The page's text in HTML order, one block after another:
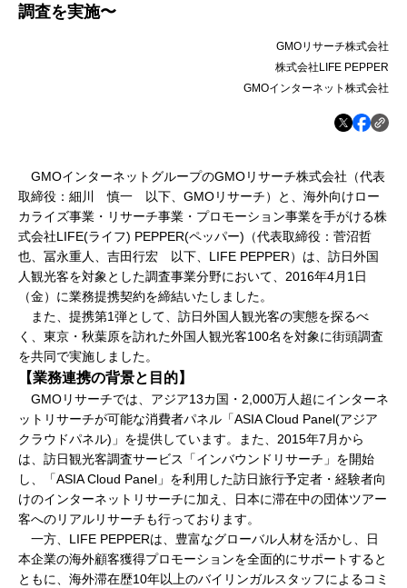
調査を実施〜
GMOリサーチ株式会社
株式会社LIFE PEPPER
GMOインターネット株式会社
GMOインターネットグループのGMOリサーチ株式会社（代表
取締役：細川 慎一 以下、GMOリサーチ）と、海外向けロー
カライズ事業・リサーチ事業・プロモーション事業を手がける株
式会社LIFE(ライフ) PEPPER(ペッパー)（代表取締役：菅沼哲
也、冨永重人、吉田行宏 以下、LIFE PEPPER）は、訪日外国
人観光客を対象とした調査事業分野において、2016年4月1日
（金）に業務提携契約を締結いたしました。
また、提携第1弾として、訪日外国人観光客の実態を探るべ
く、東京・秋葉原を訪れた外国人観光客100名を対象に街頭調査
を共同で実施しました。
【業務連携の背景と目的】
GMOリサーチでは、アジア13カ国・2,000万人超にインターネ
ットリサーチが可能な消費者パネル「ASIA Cloud Panel(アジア
クラウドパネル)」を提供しています。また、2015年7月から
は、訪日観光客調査サービス「インバウンドリサーチ」を開始
し、「ASIA Cloud Panel」を利用した訪日旅行予定者・経験者向
けのインターネットリサーチに加え、日本に滞在中の団体ツアー
客へのリアルリサーチも行っております。
一方、LIFE PEPPERは、豊富なグローバル人材を活かし、日
本企業の海外顧客獲得プロモーションを全面的にサポートすると
ともに、海外滞在歴10年以上のバイリンガルスタッフによるコミ